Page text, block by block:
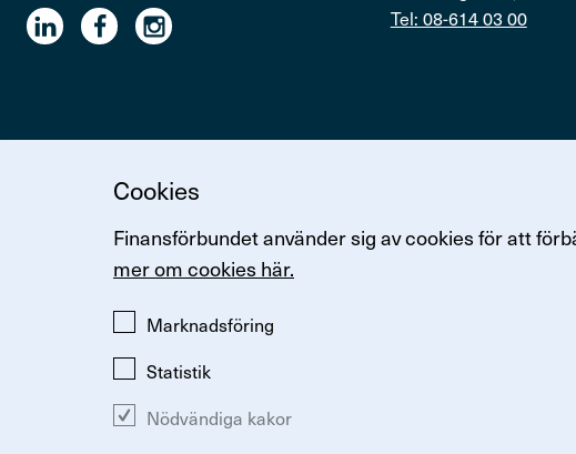
Cookies
Finansförbundet använder sig av cookies för att
mer om cookies här.
Marknadsföring
Statistik
Nödvändiga kakor
Tel: 08-614 03 00
Ändra inställningar för kakor